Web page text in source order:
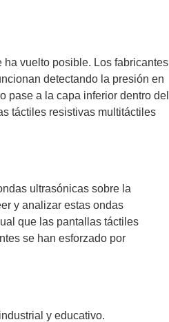
vuelto posible. Los fabricantes
detectando la presión en
pase a la capa inferior dentro del
táctiles resistivas multitáctiles
ultrasónicas sobre la
y analizar estas ondas
que las pantallas táctiles
se han esforzado por
y educativo.